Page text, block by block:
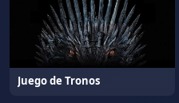
Juego de Tronos